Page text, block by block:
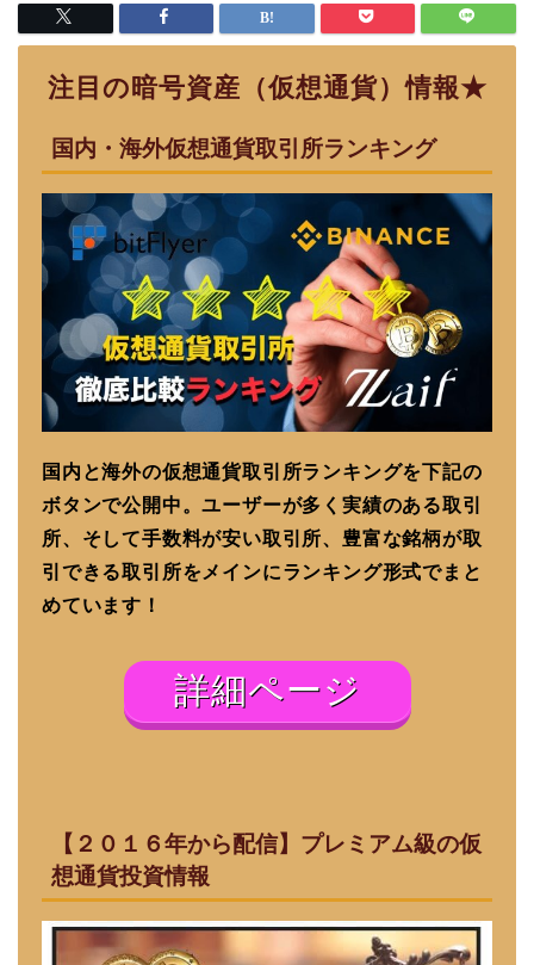
注目の暗号資産（仮想通貨）情報★
国内・海外仮想通貨取引所ランキング
国内と海外の仮想通貨取引所ランキングを下記の
ボタンで公開中。ユーザーが多く実績のある取引
所、そして手数料が安い取引所、豊富な銘柄が取
引できる取引所をメインにランキング形式でまと
めています！
詳細ページ
【２０１６年から配信】プレミアム級の仮
想通貨投資情報